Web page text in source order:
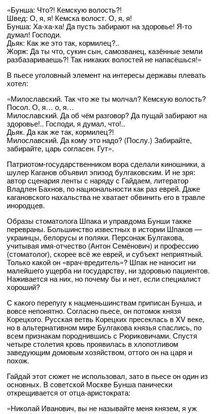
«Бунша: Что?! Кемскую волость?!
Швед: О, я, я! Кемска волост. О, я, я!
Бунша: Ха-ха-ха! Да пусть забирают на здоровье! Я-то
думал! Господи.
Дьяк: Как же это так, кормилец?..
Жорж: Да ты что, сукин сын, самозванец, казённые земли
разбазариваешь?! Так никаких волостей не напасёшься!»
В пьесе уголовный элемент на интересы державы плевать
хотел:
«Милославский. Так что же ты молчал? Кемскую волость?
Посол. О, я… о, я…
Милославский. Да об чём разговор? Да пущай забирают на
здоровье!.. Господи, я думал, что!..
Дьяк. Да как же так, кормилец?!
Милославский. Да кому это надо? (Послу.) Забирайте,
забирайте, царь согласен. Гут».
Патриотом-государственником вора сделали киношники, а
шулер Каганов объявил эпизод булгаковским. И не зря:
автор сценария ленты с наряду с Гайдаем, литератор
Владлен Бахнов, по национальности как раз еврей. Даже
кагановского нахальства не хватает обвинить его в травле
инородцев.
Образы стоматолога Шпака и управдома Бунши также
перевраны. Большинство известных в истории Шпаков —
украинцы, белорусы и поляки. Персонаж Булгакова,
учитывая имя-отчество (Антон Семёнович) и профессию
(стоматолог), скорее всё же еврей, и субъект неприятный.
Только какой он «врач-вредитель»? Шпак не наносит ни
малейшего ущерба ни государству, ни здоровью пациентов.
Наживается на них, но почему бы и нет, если специалист
хороший?
С какого перепугу к нацменьшинствам приписан Бунша, и
вовсе непонятно. Согласно пьесе, он потомок князя
Корецкого. Русская ветвь Корецких пресеклась в XV веке,
но в альтернативном мире Булгакова князья спаслись, по
всем признакам породнившись с Рюриковичами. Спустя
четыре столетия кровь проявилась в хлопотливом
заведующим домовым хозяйством, оттого он на царя и
похож.
Гайдай этот сюжет не использовал, зато в пьесе он один из
основных. В советской Москве Бунша панически
открещивается от отца-аристократа:
«Николай Иванович, вы не называйте меня князем, я уж